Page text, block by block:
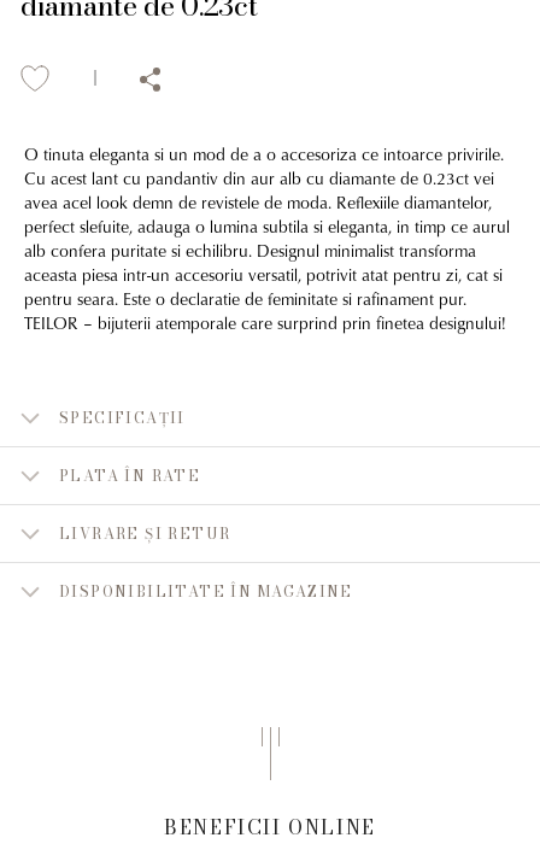
O tinuta eleganta si un mod de a o accesoriza ce intoarce privirile.
Cu acest lant cu pandantiv din aur alb cu diamante de 0.23ct vei
avea acel look demn de revistele de moda. Reflexiile diamantelor,
perfect slefuite, adauga o lumina subtila si eleganta, in timp ce aurul
alb confera puritate si echilibru. Designul minimalist transforma
aceasta piesa intr-un accesoriu versatil, potrivit atat pentru zi, cat si
pentru seara. Este o declaratie de feminitate si rafinament pur.
TEILOR – bijuterii atemporale care surprind prin finetea designului!
SPECIFICAȚII
PLATA ÎN RATE
LIVRARE ȘI RETUR
DISPONIBILITATE ÎN MAGAZINE
BENEFICII ONLINE